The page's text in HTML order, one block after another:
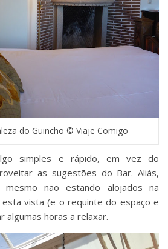
do Guincho © Viaje Comigo
simples e rápido, em vez do
as sugestões do Bar. Aliás,
não estando alojados na
vista (e o requinte do espaço e
algumas horas a relaxar.